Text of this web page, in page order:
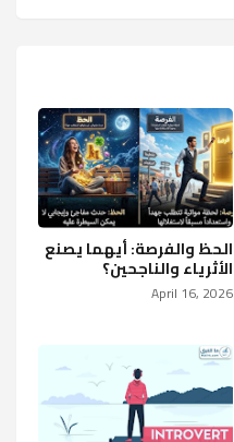
الحظ والفرصة: أيهما يصنع
الأثرياء والناجحين؟
April 16, 2026